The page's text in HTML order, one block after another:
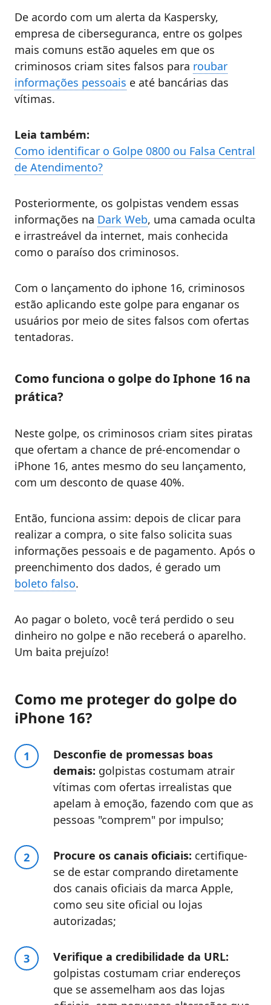
De acordo com um alerta da Kaspersky,
empresa de ciberseguranca, entre os golpes
mais comuns estão aqueles em que os
criminosos criam sites falsos para roubar
informações pessoais e até bancárias das
vítimas.
Leia também:
Como identificar o Golpe 0800 ou Falsa Central
de Atendimento?
Posteriormente, os golpistas vendem essas
informações na Dark Web, uma camada oculta
e irrastreável da internet, mais conhecida
como o paraíso dos criminosos.
Com o lançamento do iphone 16, criminosos
estão aplicando este golpe para enganar os
usuários por meio de sites falsos com ofertas
tentadoras.
Como funciona o golpe do Iphone 16 na
prática?
Neste golpe, os criminosos criam sites piratas
que ofertam a chance de pré-encomendar o
iPhone 16, antes mesmo do seu lançamento,
com um desconto de quase 40%.
Então, funciona assim: depois de clicar para
realizar a compra, o site falso solicita suas
informações pessoais e de pagamento. Após o
preenchimento dos dados, é gerado um
boleto falso.
Ao pagar o boleto, você terá perdido o seu
dinheiro no golpe e não receberá o aparelho.
Um baita prejuízo!
Como me proteger do golpe do
iPhone 16?
Desconfie de promessas boas
demais: golpistas costumam atrair
vítimas com ofertas irrealistas que
apelam à emoção, fazendo com que as
pessoas "comprem" por impulso;
Procure os canais oficiais: certifique-
se de estar comprando diretamente
dos canais oficiais da marca Apple,
como seu site oficial ou lojas
autorizadas;
Verifique a credibilidade da URL:
golpistas costumam criar endereços
que se assemelham aos das lojas